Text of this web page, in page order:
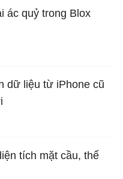
ác quỷ trong Blox
dữ liệu từ iPhone cũ
tích mặt cầu, thể